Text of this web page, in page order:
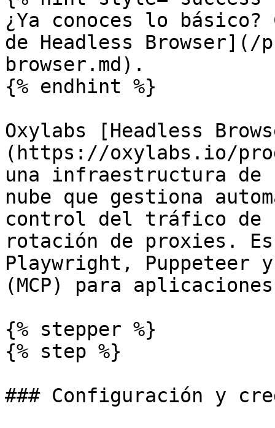
¿Ya conoces lo
de Headless Browser](/
browser.md).
{% endhint %}
Oxylabs [Headless
(https://oxylabs.io/
una infraestructura de
nube que gestiona
control del tráfico de
rotación de proxies.
Playwright, Puppeteer
(MCP) para
{% stepper %}
{% step %}
### Configuración y